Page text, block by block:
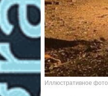
Иллюстративное фото